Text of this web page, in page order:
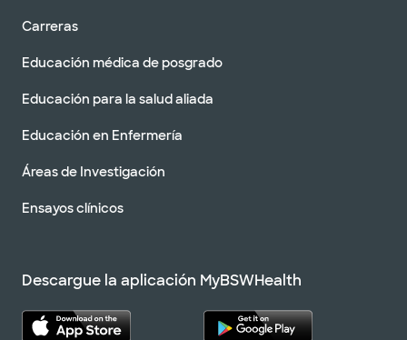
Carreras
Educación médica de posgrado
Educación para la salud aliada
Educación en Enfermería
Áreas de Investigación
Ensayos clínicos
Descargue la aplicación MyBSWHealth